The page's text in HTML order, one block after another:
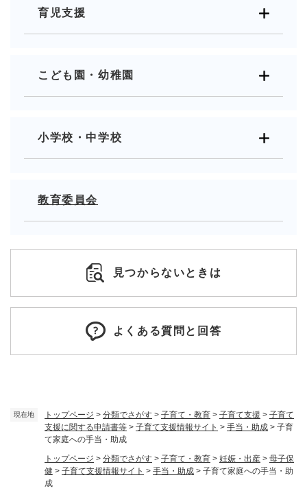
現在地 トップページ > 分類でさがす > 子育て・教育 > 子育て支援 > 子育て
支援に関する申請書等 > 子育て支援情報サイト > 手当・助成 > 子育
て家庭への手当・助成
トップページ > 分類でさがす > 子育て・教育 > 妊娠・出産 > 母子保
健 > 子育て支援情報サイト > 手当・助成 > 子育て家庭への手当・助
成
育児支援
こども園・幼稚園
小学校・中学校
教育委員会
見つからないときは
よくある質問と回答